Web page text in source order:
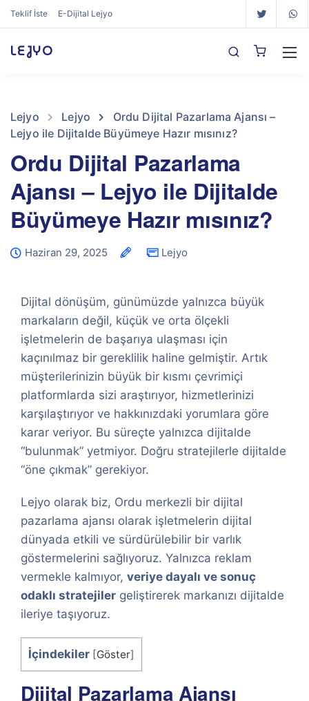
Teklif İste E-Dijital Lejyo
LEJYO
Lejyo Lejyo
Ordu Dijital Pazarlama Ajansı –
Lejyo ile Dijitalde Büyümeye Hazır mısınız?
Ordu Dijital Pazarlama
Ajansı – Lejyo ile Dijitalde
Büyümeye Hazır mısınız?
Haziran 29, 2025 Lejyo
Dijital dönüşüm, günümüzde yalnızca büyük
markaların değil, küçük ve orta ölçekli
işletmelerin de başarıya ulaşması için
kaçınılmaz bir gereklilik haline gelmiştir. Artık
müşterilerinizin büyük bir kısmı çevrimiçi
platformlarda sizi araştırıyor, hizmetlerinizi
karşılaştırıyor ve hakkınızdaki yorumlara göre
karar veriyor. Bu süreçte yalnızca dijitalde
“bulunmak” yetmiyor. Doğru stratejilerle dijitalde
“öne çıkmak” gerekiyor.
Lejyo olarak biz, Ordu merkezli bir dijital
pazarlama ajansı olarak işletmelerin dijital
dünyada etkili ve sürdürülebilir bir varlık
göstermelerini sağlıyoruz. Yalnızca reklam
vermekle kalmıyor, veriye dayalı ve sonuç
odaklı stratejiler geliştirerek markanızı dijitalde
ileriye taşıyoruz.
İçindekiler [Göster]
Dijital Pazarlama Ajansı